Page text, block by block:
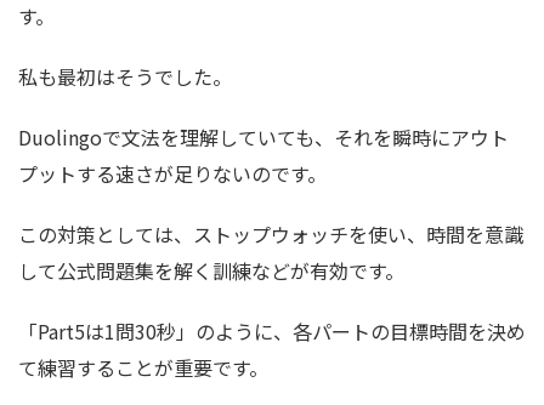
す。
私も最初はそうでした。
Duolingoで文法を理解していても、それを瞬時にアウト
プットする速さが足りないのです。
この対策としては、ストップウォッチを使い、時間を意識
して公式問題集を解く訓練などが有効です。
「Part5は1問30秒」のように、各パートの目標時間を決め
て練習することが重要です。